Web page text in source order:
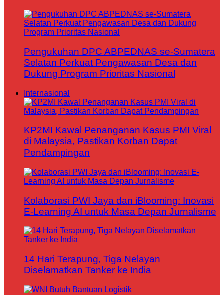
Pengukuhan DPC ABPEDNAS se-Sumatera
Selatan Perkuat Pengawasan Desa dan
Dukung Program Prioritas Nasional
Internasional
KP2MI Kawal Penanganan Kasus PMI Viral
di Malaysia, Pastikan Korban Dapat
Pendampingan
Kolaborasi PWI Jaya dan iBlooming: Inovasi
E-Learning AI untuk Masa Depan Jurnalisme
14 Hari Terapung, Tiga Nelayan
Diselamatkan Tanker ke India